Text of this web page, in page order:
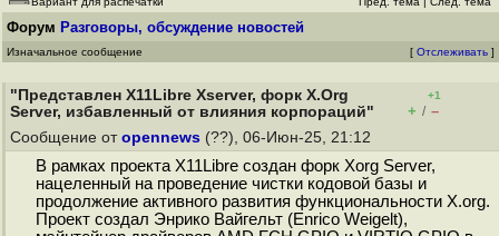
Форум Разговоры, обсуждение новостей
Изначальное сообщение [ Отслеживать ]
"Представлен X11Libre Xserver, форк X.Org
Server, избавленный от влияния корпораций"
+1
+ / –
Сообщение от opennews (??), 06-Июн-25, 21:12
В рамках проекта X11Libre создан форк Xorg Server,
нацеленный на проведение чистки кодовой базы и
продолжение активного развития функциональности X.org.
Проект создал Энрико Вайгельт (Enrico Weigelt),